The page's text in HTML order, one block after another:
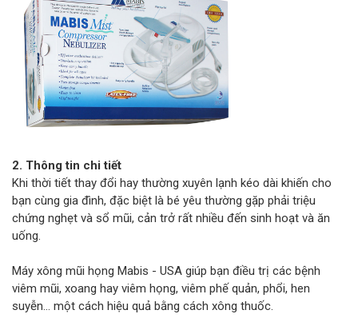
2. Thông tin chi tiết
Khi thời tiết thay đổi hay thường xuyên lạnh kéo dài khiến cho
bạn cùng gia đình, đặc biệt là bé yêu thường gặp phải triệu
chứng nghẹt và sổ mũi, cản trở rất nhiều đến sinh hoạt và ăn
uống.
Máy xông mũi họng Mabis - USA giúp bạn điều trị các bệnh
viêm mũi, xoang hay viêm họng, viêm phế quản, phổi, hen
suyễn... một cách hiệu quả bằng cách xông thuốc.